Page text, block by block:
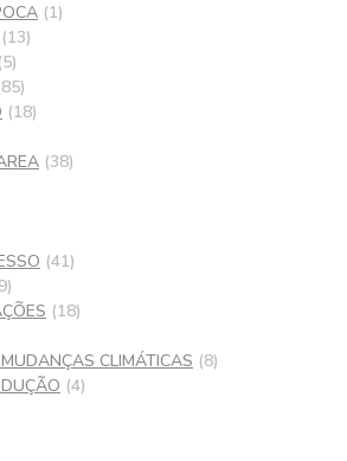
(1)
(13)
(5)
(18)
(38)
(41)
(18)
CLIMÁTICAS (8)
(4)